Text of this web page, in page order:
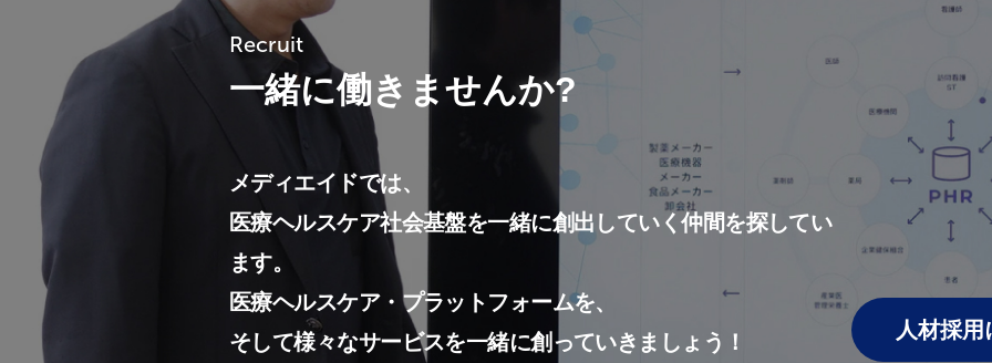
Recruit
一緒に働きませんか?
メディエイドでは、
医療ヘルスケア社会基盤を一緒に創出していく仲間を探してい
ます。
医療ヘルスケア・プラットフォームを、
そして様々なサービスを一緒に創っていきましょう！
人材採